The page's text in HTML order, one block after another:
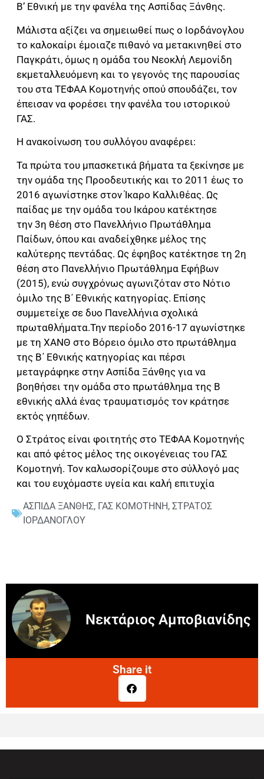
Β’ Εθνική με την φανέλα της Ασπίδας Ξάνθης.
Μάλιστα αξίζει να σημειωθεί πως ο Ιορδάνογλου
το καλοκαίρι έμοιαζε πιθανό να μετακινηθεί στο
Παγκράτι, όμως η ομάδα του Νεοκλή Λεμονίδη
εκμεταλλευόμενη και το γεγονός της παρουσίας
του στα ΤΕΦΑΑ Κομοτηνής οπού σπουδάζει, τον
έπεισαν να φορέσει την φανέλα του ιστορικού
ΓΑΣ.
Η ανακοίνωση του συλλόγου αναφέρει:
Τα πρώτα του μπασκετικά βήματα τα ξεκίνησε με
την ομάδα της Προοδευτικής και το 2011 έως το
2016 αγωνίστηκε στον Ίκαρο Καλλιθέας. Ως
παίδας με την ομάδα του Ικάρου κατέκτησε
την 3η θέση στο Πανελλήνιο Πρωτάθλημα
Παίδων, όπου και αναδείχθηκε μέλος της
καλύτερης πεντάδας. Ως έφηβος κατέκτησε τη 2η
θέση στο Πανελλήνιο Πρωτάθλημα Εφήβων
(2015), ενώ συγχρόνως αγωνιζόταν στο Νότιο
όμιλο της Β΄ Εθνικής κατηγορίας. Επίσης
συμμετείχε σε δυο Πανελλήνια σχολικά
πρωταθλήματα.Την περίοδο 2016-17 αγωνίστηκε
με τη ΧΑΝΘ στο Βόρειο όμιλο στο πρωτάθλημα
της Β΄ Εθνικής κατηγορίας και πέρσι
μεταγράφηκε στην Ασπίδα Ξάνθης για να
βοηθήσει την ομάδα στο πρωτάθλημα της Β
εθνικής αλλά ένας τραυματισμός τον κράτησε
εκτός γηπέδων.
Ο Στράτος είναι φοιτητής στο ΤΕΦΑΑ Κομοτηνής
και από φέτος μέλος της οικογένειας του ΓΑΣ
Κομοτηνή. Τον καλωσορίζουμε στο σύλλογό μας
και του ευχόμαστε υγεία και καλή επιτυχία
ΑΣΠΙΔΑ ΞΑΝΘΗΣ, ΓΑΣ ΚΟΜΟΤΗΝΗ, ΣΤΡΑΤΟΣ
ΙΟΡΔΑΝΟΓΛΟΥ
Νεκτάριος Αμποβιανίδης
Share it